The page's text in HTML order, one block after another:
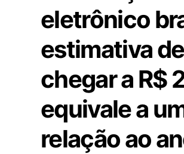
eletrônico
estimativa
chegar a R$
equivale a
relação ao